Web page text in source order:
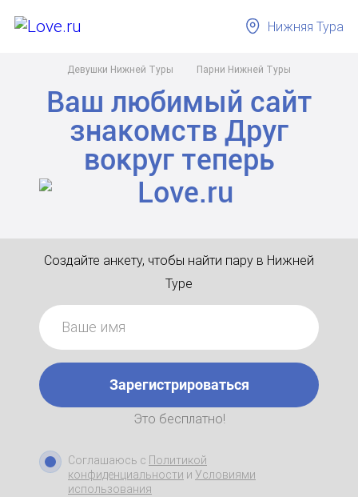
Девушки Нижней Туры Парни Нижней Туры
Нижняя Тура
Ваш любимый сайт
знакомств Друг
вокругтеперь
Создайте анкету, чтобы найти пару в Нижней
Туре
Зарегистрироваться
Это бесплатно!
Соглашаюсь с Политикой
конфиденциальности и Условиями
использования